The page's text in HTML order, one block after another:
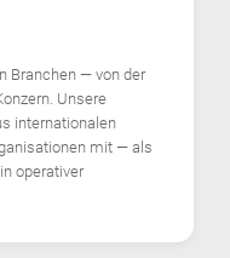
Branchen — von der
Unsere
internationalen
mit — als
operativer